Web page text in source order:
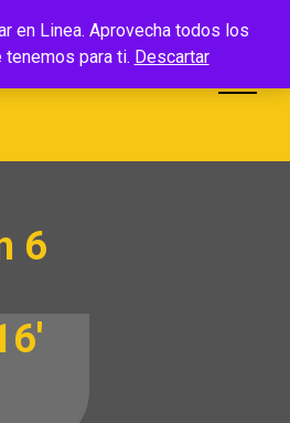
en Linea. Aprovecha todos los
para ti. Descartar
6